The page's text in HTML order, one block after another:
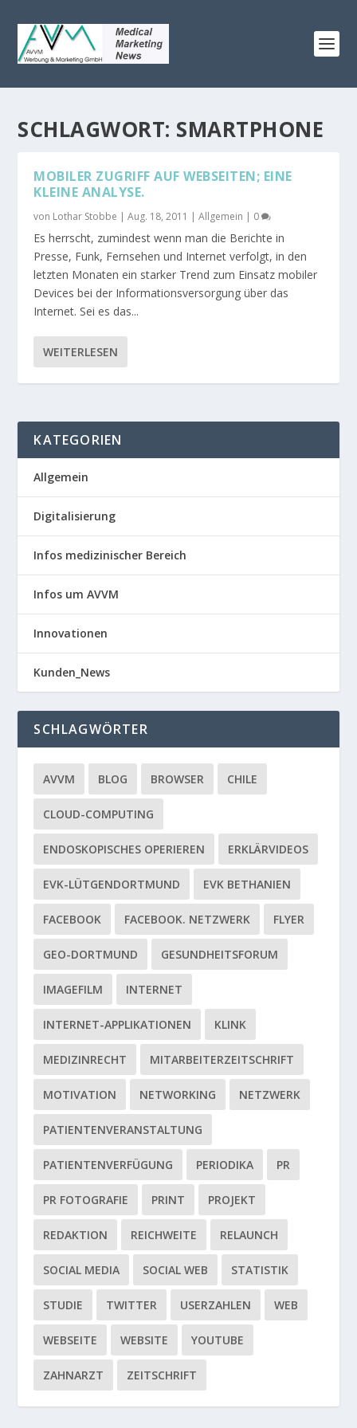
SCHLAGWORT: SMARTPHONE
MOBILER ZUGRIFF AUF WEBSEITEN; EINE
KLEINE ANALYSE.
von Lothar Stobbe |Aug. 18, 2011 |Allgemein | 0
Es herrscht, zumindest wenn man die Berichte in
Presse, Funk, Fernsehen und Internet verfolgt, in den
letzten Monaten ein starker Trend zum Einsatz mobiler
Devices bei der Informationsversorgung über das
Internet. Sei es das...
WEITERLESEN
KATEGORIEN
Allgemein
Digitalisierung
Infos medizinischer Bereich
Infos um AVVM
Innovationen
Kunden_News
SCHLAGWÖRTER
AVVM BLOG BROWSER CHILE
CLOUD-COMPUTING
ENDOSKOPISCHES OPERIEREN ERKLÄRVIDEOS
EVK-LÜTGENDORTMUND EVK BETHANIEN
FACEBOOK FACEBOOK. NETZWERK FLYER
GEO-DORTMUND GESUNDHEITSFORUM
IMAGEFILM INTERNET
INTERNET-APPLIKATIONEN KLINK
MEDIZINRECHT MITARBEITERZEITSCHRIFT
MOTIVATION NETWORKING NETZWERK
PATIENTENVERANSTALTUNG
PATIENTENVERFÜGUNG PERIODIKA PR
PR FOTOGRAFIE PRINT PROJEKT
REDAKTION REICHWEITE RELAUNCH
SOCIAL MEDIA SOCIAL WEB STATISTIK
STUDIE TWITTER USERZAHLEN WEB
WEBSEITE WEBSITE YOUTUBE
ZAHNARZT ZEITSCHRIFT